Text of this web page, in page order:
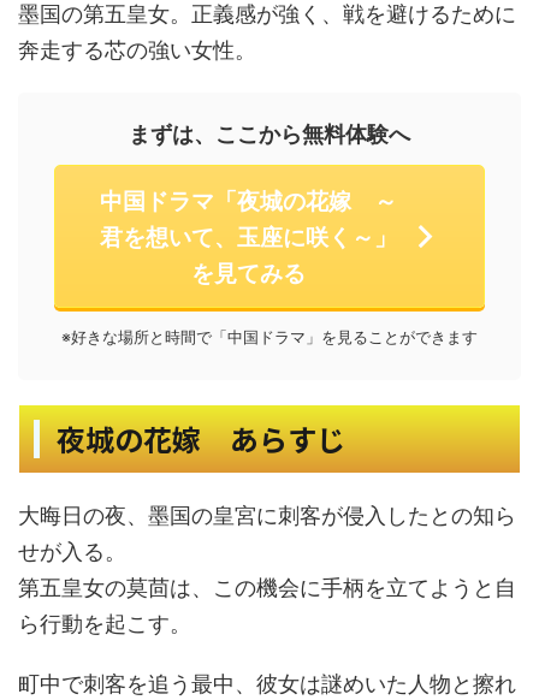
墨国の第五皇女。正義感が強く、戦を避けるために
奔走する芯の強い女性。
まずは、ここから無料体験へ
中国ドラマ「夜城の花嫁 ～
君を想いて、玉座に咲く～」
を見てみる
※好きな場所と時間で「中国ドラマ」を見ることができます
夜城の花嫁 あらすじ
大晦日の夜、墨国の皇宮に刺客が侵入したとの知ら
せが入る。
第五皇女の莫茴は、この機会に手柄を立てようと自
ら行動を起こす。
町中で刺客を追う最中、彼女は謎めいた人物と擦れ